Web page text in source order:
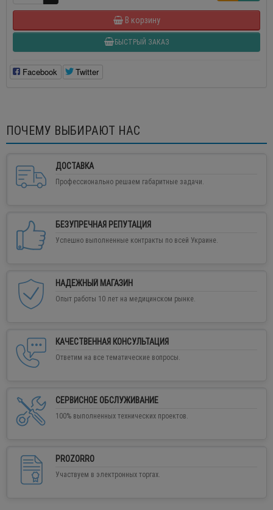
В корзину
БЫСТРЫЙ ЗАКАЗ
Facebook Twitter
ПОЧЕМУ ВЫБИРАЮТ НАС
ДОСТАВКА
Профессионально решаем габаритные задачи.
БЕЗУПРЕЧНАЯ РЕПУТАЦИЯ
Успешно выполненные контракты по всей Украине.
НАДЕЖНЫЙ МАГАЗИН
Опыт работы 10 лет на медицинском рынке.
КАЧЕСТВЕННАЯ КОНСУЛЬТАЦИЯ
Ответим на все тематические вопросы.
СЕРВИСНОЕ ОБСЛУЖИВАНИЕ
100% выполненных технических проектов.
PROZORRO
Участвуем в электронных торгах.